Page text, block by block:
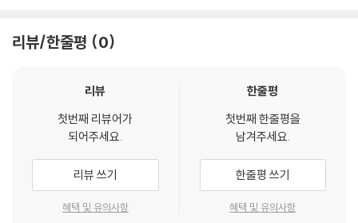
이지 않는 억압과 자경의 공포가 일상으로 스며드는 공간’이 된다. 이 섬의
리-가 소설의 정조를 이룬다. 위키백과
마투테는 이 ‘멀리 있으나 가까운’ 전쟁을 섬의 생활감으로 번역한다. 대로
의 포화 대신 가족, 마을, 학교에 얽힌 미시 권력, 계급적 거리두기, ‘우리
편/저쪽’의 말버릇, 언제든 누군가를 밀어낼 수 있는 분위기가 아이들의 놀
이와 의식에 스며든다. 스페인 내전·프랑코 체제의 검열과 폭력은 그의 세
계 인식 전체를 규정했고, 마투테 문학의 핵심 주제-아이, 사춘기의 상실,
리뷰/한줄평 0
리뷰
첫번째 리뷰어가
되어주세요.
리뷰 쓰기
혜택 및 유의사항
한줄평
첫번째 한줄평을
남겨주세요.
한줄평 쓰기
혜택 및 유의사항